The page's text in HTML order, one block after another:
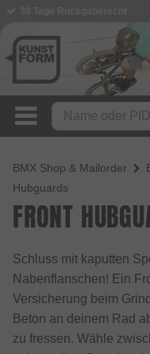
BMX Shop & Mailorder
Hubguards
FRONT
Schluss mit kaputten
Nabenflanschen! Ein
Versicherung beim
Beton an deinem Rad
zu fressen. Wähle